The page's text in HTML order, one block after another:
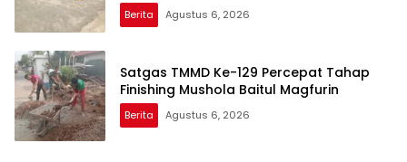
Berita Agustus 6, 2026
Satgas TMMD Ke-129 Percepat Tahap
Finishing Mushola Baitul Magfurin
Berita Agustus 6, 2026